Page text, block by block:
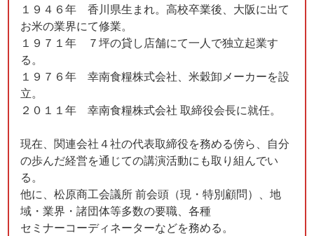
１９４６年 香川県生まれ。高校卒業後、大阪に出て
お米の業界にて修業。
１９７１年 ７坪の貸し店舗にて一人で独立起業す
る。
１９７６年 幸南食糧株式会社、米穀卸メーカーを設
立。
２０１１年 幸南食糧株式会社 取締役会長に就任。
現在、関連会社４社の代表取締役を務める傍ら、自分
の歩んだ経営を通じての講演活動にも取り組んでい
る。
他に、松原商工会議所 前会頭（現・特別顧問）、地
域・業界・諸団体等多数の要職、各種
セミナーコーディネーターなどを務める。